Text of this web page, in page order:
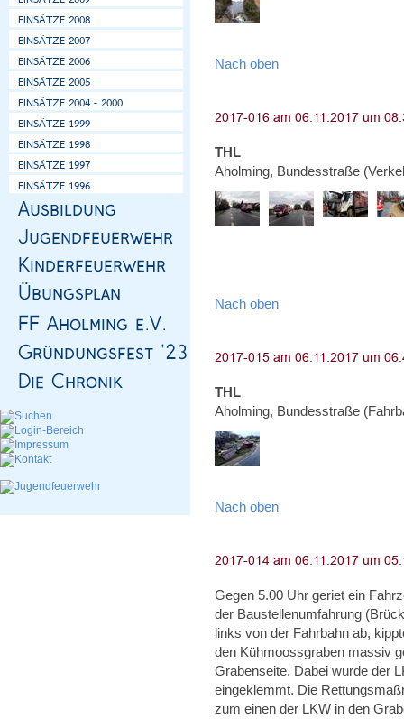
Nach oben
THL
Aholming, Bundesstraße
Nach oben
THL
Aholming, Bundesstraße
Nach oben
Gegen 5.00 Uhr geriet ein
der Baustellenumfahrung
links von der Fahrbahn ab,
den Kühmoossgraben massiv
Grabenseite. Dabei wurde der
eingeklemmt. Die
zum einen der LKW in den